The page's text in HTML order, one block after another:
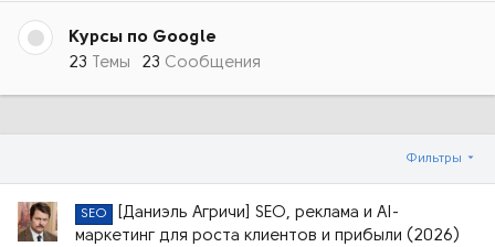
Курсы по Google
23 Темы 23 Сообщения
Фильтры
SEO
[Даниэль Агричи] SEO, реклама и AI-
маркетинг для роста клиентов и прибыли (2026)